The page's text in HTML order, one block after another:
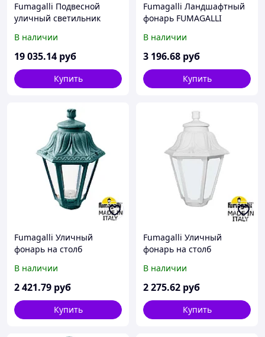
Fumagalli Подвесной
уличный светильник
SICHEM/CEFA 3L
U23.120.S30.BYF1R
В наличии
19 035.14 руб
Купить
Fumagalli Ландшафтный
фонарь FUMAGALLI
E22.110.000.WYF1R
В наличии
3 196.68 руб
Купить
Fumagalli Уличный
фонарь на столб
E22.000.000.VXF1R
В наличии
2 421.79 руб
Купить
Fumagalli Уличный
фонарь на столб
E22.000.000.WYF1R
В наличии
2 275.62 руб
Купить